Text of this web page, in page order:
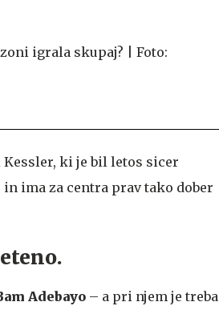
ki je bil letos sicer
ima za centra prav tako dober
Adebayo – a pri njem je treba